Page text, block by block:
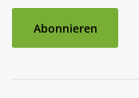
Abonnieren